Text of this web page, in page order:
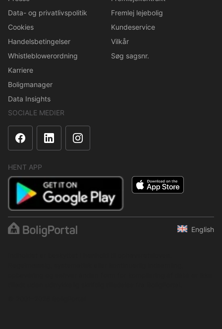
Data- og privatlivspolitik
Cookies
Handelsbetingelser
Whistleblowerordning
Karriere
Boligmanager
Data Insights
Fremlej lejebolig
Kundeservice
Vilkår
Søg sagsnr.
SOCIALE MEDIER
HENT APP
English